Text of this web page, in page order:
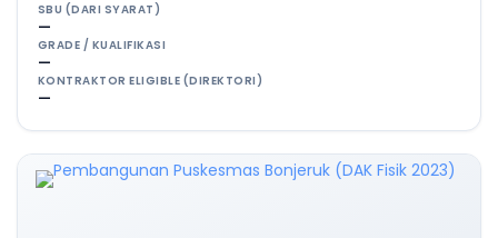
SBU (DARI SYARAT)
—
GRADE / KUALIFIKASI
—
KONTRAKTOR ELIGIBLE (DIREKTORI)
—